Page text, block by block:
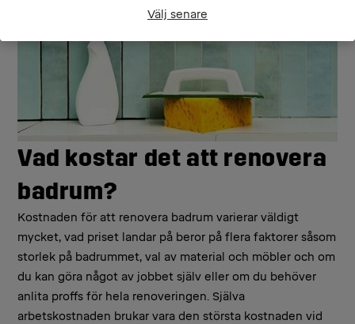
Välj senare
Vad kostar det att renovera
badrum?
Kostnaden för att renovera badrum varierar väldigt
mycket, vad priset landar på beror på flera faktorer såsom
storlek på badrummet, val av material och möbler och om
du kan göra något av jobbet själv eller om du behöver
anlita proffs för hela renoveringen. Själva
arbetskostnaden brukar vara den största kostnaden vid